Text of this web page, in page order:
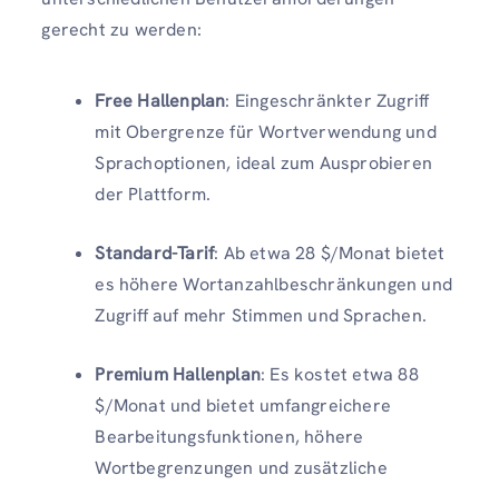
gerecht zu werden:
Free Hallenplan: Eingeschränkter Zugriff
mit Obergrenze für Wortverwendung und
Sprachoptionen, ideal zum Ausprobieren
der Plattform.
Standard-Tarif: Ab etwa 28 $/Monat bietet
es höhere Wortanzahlbeschränkungen und
Zugriff auf mehr Stimmen und Sprachen.
Premium Hallenplan: Es kostet etwa 88
$/Monat und bietet umfangreichere
Bearbeitungsfunktionen, höhere
Wortbegrenzungen und zusätzliche